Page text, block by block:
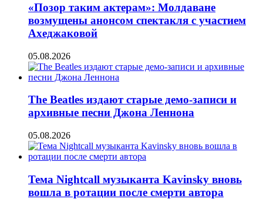
«Позор таким актерам»: Молдаване
возмущены анонсом спектакля с участием
Ахеджаковой
05.08.2026
The Beatles издают старые демо-записи и
архивные песни Джона Леннона
05.08.2026
Тема Nightcall музыканта Kavinsky вновь
вошла в ротации после смерти автора